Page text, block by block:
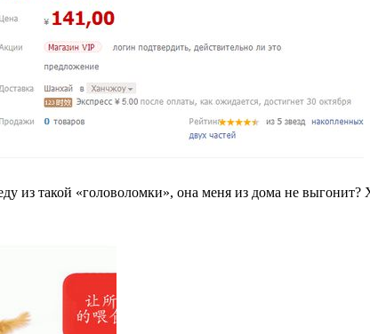
из такой «головоломки», она меня из дома не